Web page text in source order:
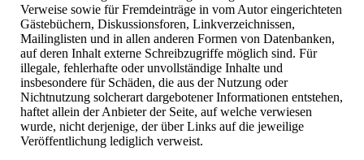
Verweise sowie für Fremdeinträge in vom Autor eingerichteten
Gästebüchern, Diskussionsforen, Linkverzeichnissen,
Mailinglisten und in allen anderen Formen von Datenbanken,
auf deren Inhalt externe Schreibzugriffe möglich sind. Für
illegale, fehlerhafte oder unvollständige Inhalte und
insbesondere für Schäden, die aus der Nutzung oder
Nichtnutzung solcherart dargebotener Informationen entstehen,
haftet allein der Anbieter der Seite, auf welche verwiesen
wurde, nicht derjenige, der über Links auf die jeweilige
Veröffentlichung lediglich verweist.